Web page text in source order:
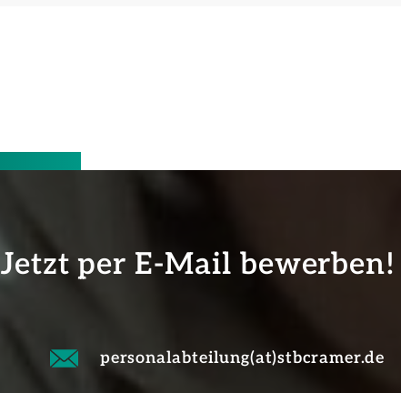
Jetzt per E-Mail bewerben!
personalabteilung(at)stbcramer.de